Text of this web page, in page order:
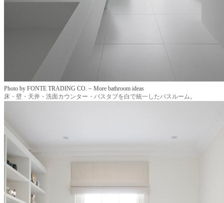
Photo by FONTE TRADING CO. – More bathroom ideas
床・壁・天井・洗面カウンター・バスタブを白で統一したバスルーム。